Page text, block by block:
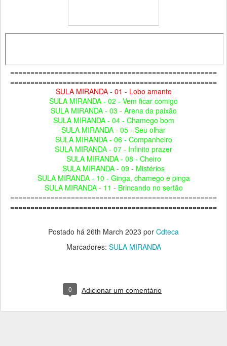
===================================================
===================================================
SULA MIRANDA - 01 - Lobo amante
SULA MIRANDA - 02 - Vem ficar comigo
SULA MIRANDA - 03 - Arena da paixão
SULA MIRANDA - 04 - Chamego bom
SULA MIRANDA - 05 - Seu olhar
SULA MIRANDA - 06 - Companheiro
SULA MIRANDA - 07 - Infinito prazer
SULA MIRANDA - 08 - Cheiro
SULA MIRANDA - 09 - Mistérios
SULA MIRANDA - 10 - Ginga, chamego e pinga
SULA MIRANDA - 11 - Brincando no sertão
===================================================
===================================================
Postado há 26th March 2023 por Cdteca
Marcadores: SULA MIRANDA
0 Adicionar um comentário